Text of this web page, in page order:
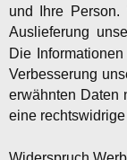
und
Ihre Person.
Auslieferung
Die
Informationen
Verbesserung
erwähnten Daten
eine